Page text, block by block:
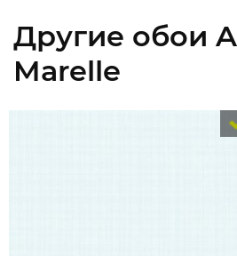
Другие обои
Marelle